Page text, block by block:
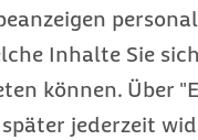
Inhalte Sie
können. Über
jederzeit
Schuh
zu gestalten,